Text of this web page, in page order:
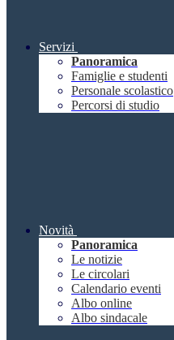
Servizi
Panoramica
Famiglie e studenti
Personale scolastico
Percorsi di studio
Novità
Panoramica
Le notizie
Le circolari
Calendario eventi
Albo online
Albo sindacale